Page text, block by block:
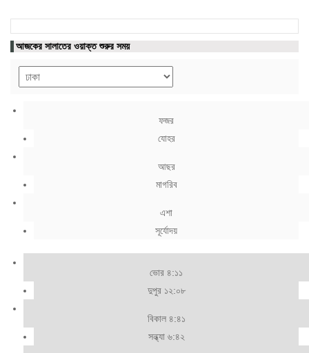
আজকের সালাতের ওয়াক্ত শুরুর সময়
ফজর
যোহর
আছর
মাগরিব
এশা
সূর্যোদয়
ভোর ৪:১১
দুপুর ১২:০৮
বিকাল ৪:৪১
সন্ধ্যা ৬:৪২